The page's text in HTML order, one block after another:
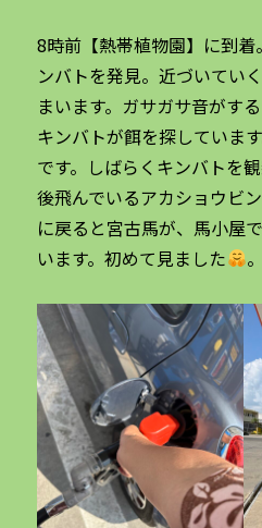
8時前【熱帯植物園】に到
ンバトを発見。近づいてい
まいます。ガサガサ音がす
キンバトが餌を探していま
です。しばらくキンバトを
後飛んでいるアカショウビ
に戻ると宮古馬が、馬小屋
います。初めて見ました
。